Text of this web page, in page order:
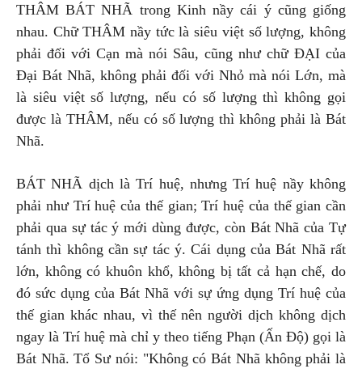
THÂM BÁT NHÃ trong Kinh nầy cái ý cũng giống
nhau. Chữ THÂM nầy tức là siêu việt số lượng, không
phải đối với Cạn mà nói Sâu, cũng như chữ ĐẠI của
Đại Bát Nhã, không phải đối với Nhỏ mà nói Lớn, mà
là siêu việt số lượng, nếu có số lượng thì không gọi
được là THÂM, nếu có số lượng thì không phải là Bát
Nhã.
BÁT NHÃ dịch là Trí huệ, nhưng Trí huệ nầy không
phải như Trí huệ của thế gian; Trí huệ của thế gian cần
phải qua sự tác ý mới dùng được, còn Bát Nhã của Tự
tánh thì không cần sự tác ý. Cái dụng của Bát Nhã rất
lớn, không có khuôn khổ, không bị tất cả hạn chế, do
đó sức dụng của Bát Nhã với sự ứng dụng Trí huệ của
thế gian khác nhau, vì thế nên người dịch không dịch
ngay là Trí huệ mà chỉ y theo tiếng Phạn (Ấn Độ) gọi là
Bát Nhã. Tổ Sư nói: "Không có Bát Nhã không phải là